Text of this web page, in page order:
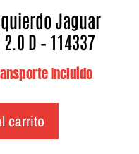
Jaguar
2.0 D – 114337
Incluido
carrito